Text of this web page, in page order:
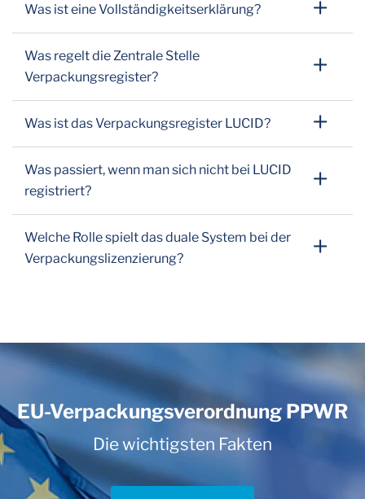
Was ist eine Vollständigkeitserklärung?
Was regelt die Zentrale Stelle
Verpackungsregister?
Was ist das Verpackungsregister LUCID?
Was passiert, wenn man sich nicht bei LUCID
registriert?
Welche Rolle spielt das duale System bei der
Verpackungslizenzierung?
EU-Verpackungsverordnung PPWR
Die wichtigsten Fakten